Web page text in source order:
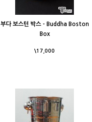
부다 보스턴 박스 - Buddha Boston
Box
\17,000